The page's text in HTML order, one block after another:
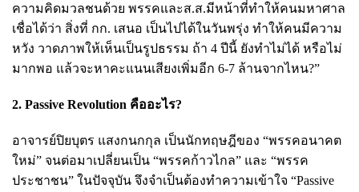
ความคิดมวลชนด้วย พรรคและส.ส.มีหน้าที่ทำให้คนมหาศาล
เชื่อได้ว่า สิ่งที่ กก. เสนอ เป็นไปได้ในวันพรุ่ง ทำให้คนมีความ
หวัง วาดภาพให้เห็นเป็นรูปธรรม ถ้า 4 ปีนี้ ยังทำไม่ได้ หรือไม่
มากพอ แล้วจะหาคะแนนเสียงเพิ่มอีก 6-7 ล้านจากไหน?”
2. Passive Revolution คืออะไร?
อาจารย์ปิยบุตร แสงกนกกุล เป็นนักทฤษฎีของ “พรรคอนาคต
ใหม่” จนต่อมาเปลี่ยนเป็น “พรรคก้าวไกล” และ “พรรค
ประชาชน” ในปัจจุบัน จึงจำเป็นต้องทำความเข้าใจ “Passive